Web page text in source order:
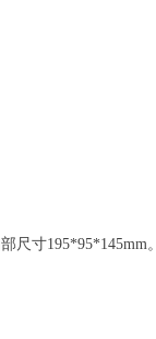
尺寸195*95*145mm。